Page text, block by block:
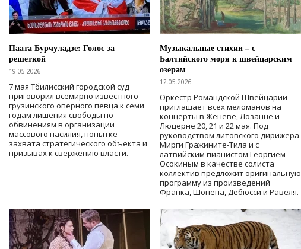
Паата Бурчуладзе: Голос за
решеткой
19.05.2026
7 мая Тбилисский городской суд
приговорил всемирно известного
грузинского оперного певца к семи
годам лишения свободы по
обвинениям в организации
массового насилия, попытке
захвата стратегического объекта и
призывах к свержению власти.
Музыкальные стихии – с
Балтийского моря к швейцарским
озерам
12.05.2026
Оркестр Романдской Швейцарии
приглашает всех меломанов на
концерты в Женеве, Лозанне и
Люцерне 20, 21 и 22 мая. Под
руководством литовского дирижера
Мирги Гражините-Тила и с
латвийским пианистом Георгием
Осокиным в качестве солиста
коллектив предложит оригинальную
программу из произведений
Франка, Шопена, Дебюсси и Равеля.